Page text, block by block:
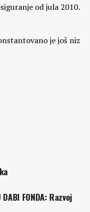
od jula 2010.
je još niz
DABI FONDA: Razvoj